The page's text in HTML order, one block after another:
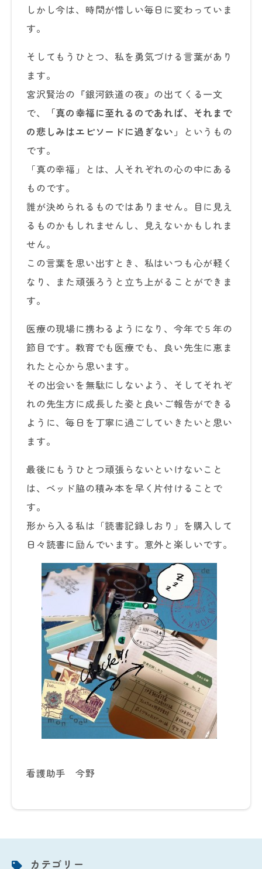
しかし今は、時間が惜しい毎日に変わっていま
す。
そしてもうひとつ、私を勇気づける言葉があり
ます。
宮沢賢治の『銀河鉄道の夜』の出てくる一文
で、
「真の幸福に至れるのであれば、それまで
の悲しみはエピソードに過ぎない」 というもの
です。
「真の幸福」とは、人それぞれの心の中にある
ものです。
誰が決められるものではありません。目に見え
るものかもしれませんし、見えないかもしれま
せん。
この言葉を思い出すとき、私はいつも心が軽く
なり、また頑張ろうと立ち上がることができま
す。
医療の現場に携わるようになり、今年で５年の
節目です。教育でも医療でも、良い先生に恵ま
れたと心から思います。
その出会いを無駄にしないよう、そしてそれぞ
れの先生方に成長した姿と良いご報告ができる
ように、毎日を丁寧に過ごしていきたいと思い
ます。
最後にもうひとつ頑張らないといけないこと
は、ベッド脇の積み本を早く片付けることで
す。
形から入る私は「読書記録しおり」を購入して
日々読書に励んでいます。意外と楽しいです。
看護助手 今野
カテゴリー